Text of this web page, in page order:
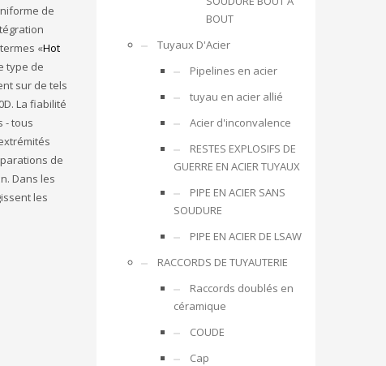
de
«Hot
type de
sur de tels
La fiabilité
- tous
de
Dans les
les
BOUT
Tuyaux D'Acier
Pipelines en acier
tuyau en acier allié
Acier d'inconvalence
RESTES EXPLOSIFS DE
GUERRE EN ACIER TUYAUX
PIPE EN ACIER SANS
SOUDURE
PIPE EN ACIER DE LSAW
RACCORDS DE TUYAUTERIE
Raccords doublés en
céramique
COUDE
Cap